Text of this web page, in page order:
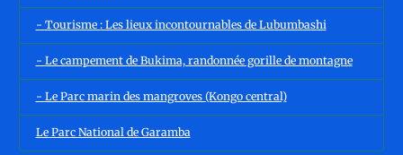
- Tourisme : Les lieux incontournables de Lubumbashi
- Le campement de Bukima, randonnée gorille de montagne
- Le Parc marin des mangroves (Kongo central)
Le Parc National de Garamba